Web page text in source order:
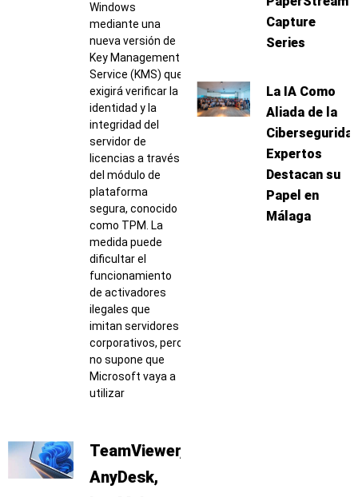
Windows
mediante una
nueva versión de
Key Management
Service (KMS) que
exigirá verificar la
identidad y la
integridad del
servidor de
licencias a través
del módulo de
plataforma
segura, conocido
como TPM. La
medida puede
dificultar el
funcionamiento
de activadores
ilegales que
imitan servidores
corporativos, pero
no supone que
Microsoft vaya a
utilizar
TeamViewer,
AnyDesk,
Capture
Series
La IA Como
Aliada de la
Expertos
Destacan su
Papel en
Málaga